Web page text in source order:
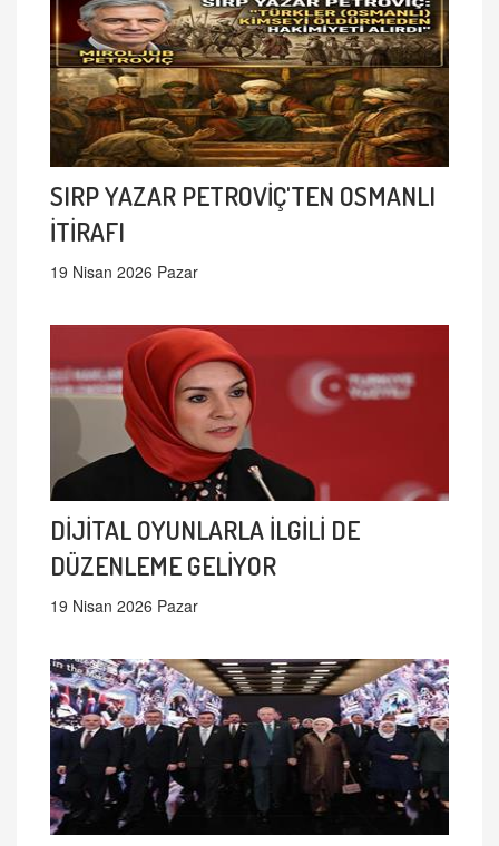
SIRP YAZAR PETROVİÇ'TEN OSMANLI
İTİRAFI
19 Nisan 2026 Pazar
DİJİTAL OYUNLARLA İLGİLİ DE
DÜZENLEME GELİYOR
19 Nisan 2026 Pazar